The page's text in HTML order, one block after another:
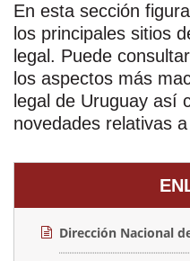
ENLACES
PUBLICACIONES
CONTACTO
En esta sección
los principales sitios
legal. Puede
los aspectos más
legal de Uruguay así
novedades relativas
Dirección Nacional